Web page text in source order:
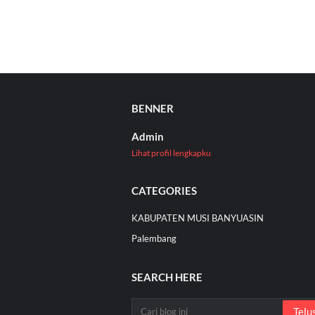
BENNER
Admin
Lihat profil lengkapku
CATEGORIES
KABUPATEN MUSI BANYUASIN
Palembang
SEARCH HERE